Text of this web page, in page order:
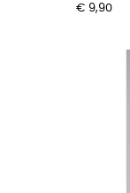
Prijs
€ 9,90